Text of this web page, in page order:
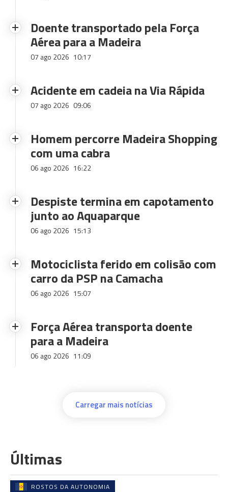
Doente transportado pela Força
Aérea para a Madeira
07 ago 2026 10:17
Acidente em cadeia na Via Rápida
07 ago 2026 09:06
Homem percorre Madeira Shopping
com uma cabra
06 ago 2026 16:22
Despiste termina em capotamento
junto ao Aquaparque
06 ago 2026 15:13
Motociclista ferido em colisão com
carro da PSP na Camacha
06 ago 2026 15:07
Força Aérea transporta doente
para a Madeira
06 ago 2026 11:09
Carregar mais notícias
Últimas
ROSTOS DA AUTONOMIA